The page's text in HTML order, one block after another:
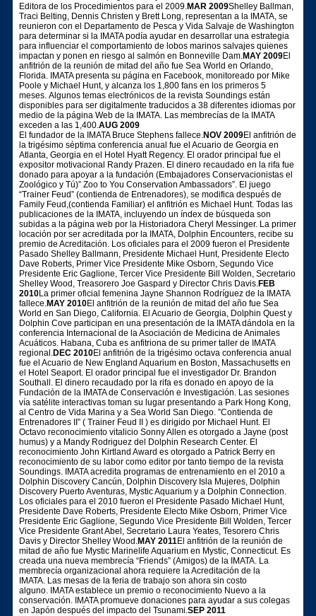
Editora de los Procedimientos para el 2009.MAR 2009Shelley Ballman,
Traci Belting, Dennis Christen y Brett Long, representan a la IMATA, se
reunieron con el Departamento de Pesca y Vida Salvaje de Washington
para determinar si la IMATA podía ayudar en desarrollar una estrategia
para influenciar el comportamiento de lobos marinos salvajes quienes
impactan y ponen en riesgo al salmón en Bonneville Dam.MAY 2009El
anfitrión de la reunión de mitad del año fue Sea World en Orlando,
Florida. IMATA presenta su página en Facebook, monitoreado por Mike
Poole y Michael Hunt, y alcanza los 1,800 fans en los primeros 5
meses. Algunos temas electrónicos de la revista Soundings están
disponibles para ser digitalmente traducidos a 38 diferentes idiomas por
medio de la página Web de la IMATA. Las membrecías de la IMATA
exceden a las 1,400.AUG 2009
El fundador de la IMATA Bruce Stephens fallece.NOV 2009El anfitrión de
la trigésimo séptima conferencia anual fue el Acuario de Georgia en
Atlanta, Georgia en el Hotel Hyatt Regency. El orador principal fue el
expositor motivacional Randy Prazen. El dinero recaudado en la rifa fue
donado para apoyar a la fundación (Embajadores Conservacionistas el
Zoológico y Tú)” Zoo to You Conservation Ambassadors”. El juego
“Trainer Feud” (contienda de Entrenadores), se modifica después de
Family Feud,(contienda Familiar) el anfitrión es Michael Hunt. Todas las
publicaciones de la IMATA, incluyendo un índex de búsqueda son
subidas a la página web por la Historiadora Cheryl Messinger. La primer
locación por ser acreditada por la IMATA, Dolphin Encounters, recibe su
premio de Acreditación. Los oficiales para el 2009 fueron el Presidente
Pasado Shelley Ballmann, Presidente Michael Hunt, Presidente Electo
Dave Roberts, Primer Vice Presidente Mike Osborn, Segundo Vice
Presidente Eric Gaglione, Tercer Vice Presidente Bill Wolden, Secretario
Shelley Wood, Treasorero Joe Gaspard y Director Chris Davis.FEB
2010La primer oficial femenina Jayne Shannon Rodríguez de la IMATA
fallece.MAY 2010El anfitrión de la reunión de mitad del año fue Sea
World en San Diego, California. El Acuario de Georgia, Dolphin Quest y
Dolphin Cove participan en una presentación de la IMATA dándola en la
conferencia Internacional de la Asociación de Medicina de Animales
Acuáticos. Habana, Cuba es anfitriona de su primer taller de IMATA
regional.DEC 2010El anfitrión de la trigésimo octava conferencia anual
fue el Acuario de New England Aquarium en Boston, Massachusetts en
el Hotel Seaport. El orador principal fue el investigador Dr. Brandon
Southall. El dinero recaudado por la rifa es donado en apoyo de la
Fundación de la IMATA de Conservación e Investigación. Las sesiones
vía satélite interactivas toman su lugar presentando a Park Hong Kong,
al Centro de Vida Marina y a Sea World San Diego. ”Contienda de
Entrenadores II” ( Trainer Feud II ) es dirigido por Michael Hunt. El
Octavo reconocimiento vitalicio Sonny Allen es otorgado a Jayne (post
humus) y a Mandy Rodriguez del Dolphin Research Center. El
reconocimiento John Kirtland Award es otorgado a Patrick Berry en
reconocimiento de su labor como editor por tanto tiempo de la revista
Soundings. IMATA acredita programas de entrenamiento en el 2010 a
Dolphin Discovery Cancún, Dolphin Discovery Isla Mujeres, Dolphin
Discovery Puerto Aventuras, Mystic Aquarium y a Dolphin Connection.
Los oficiales para el 2010 fueron el Presidente Pasado Michael Hunt,
Presidente Dave Roberts, Presidente Electo Mike Osborn, Primer Vice
Presidente Eric Gaglione, Segundo Vice Presidente Bill Wolden, Tercer
Vice Presidente Grant Abel, Secretario Laura Yeates, Tesorero Chris
Davis y Director Shelley Wood.MAY 2011El anfitrión de la reunión de
mitad de año fue Mystic Marinelife Aquarium en Mystic, Connecticut. Es
creada una nueva membrecía “Friends” (Amigos) de la IMATA. La
membrecía organizacional ahora requiere la Acreditación de la
IMATA. Las mesas de la feria de trabajo son ahora sin costo
alguno. IMATA establece un premio o reconocimiento Nuevo a la
conservación. IMATA promueve donaciones para ayudar a sus colegas
en Japón después del impacto del Tsunami.SEP 2011